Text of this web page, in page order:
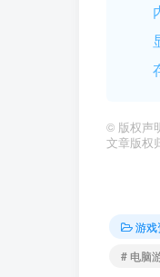
© 版权声
文章版权
游戏
# 电脑